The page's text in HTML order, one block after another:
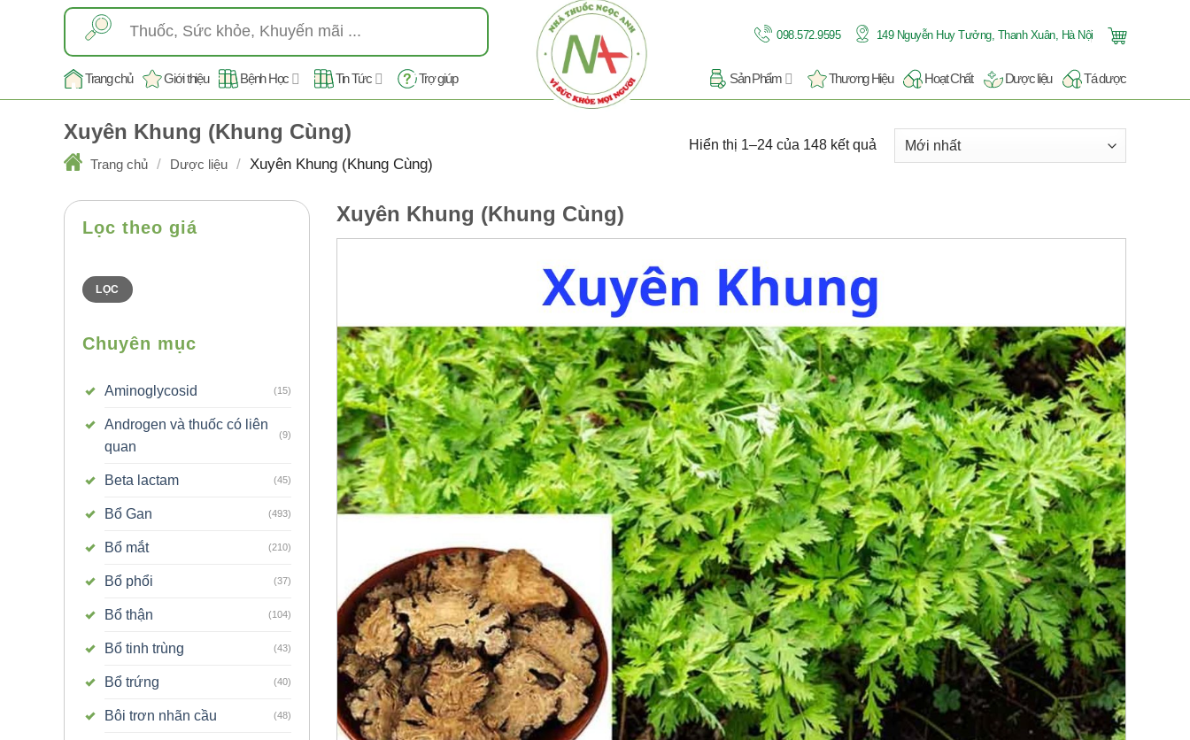
kiếm:
098.572.9595 149 Nguyễn Huy Tưởng, Thanh Xuân, Hà Nội
Trang chủ Giới thiệu Bệnh Học Tin Tức Trợ giúp Sản Phẩm Thương Hiệu Hoạt Chất Dược liệu Tá dược
Xuyên Khung (Khung Cùng)
Trang chủ / Dược liệu / Xuyên Khung (Khung Cùng)
Hiển thị 1–24 của 148 kết quả
Lọc theo giá
thấp
nhất
cao
nhấtLỌC
Chuyên mục
Aminoglycosid (15)
Androgen và thuốc có liên
quan
(9)
Beta lactam (45)
Bổ Gan (493)
Bổ mắt (210)
Bổ phổi (37)
Bổ thận (104)
Bổ tinh trùng (43)
Bổ trứng (40)
Bôi trơn nhãn cầu (48)
Xuyên Khung (Khung Cùng)